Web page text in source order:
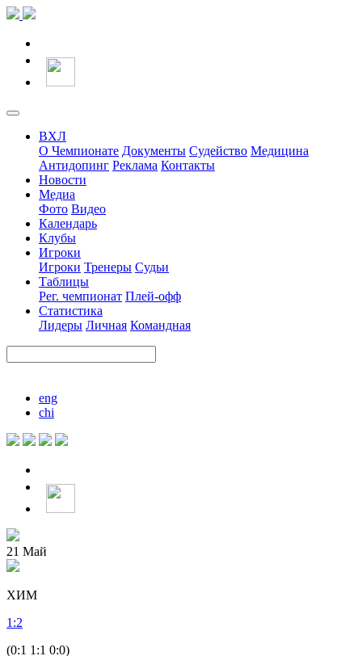
ВХЛ
О Чемпионате Документы Судейство Медицина
Антидопинг Реклама Контакты
Новости
Медиа
Фото Видео
Календарь
Клубы
Игроки
Игроки Тренеры Судьи
Таблицы
Рег. чемпионат Плей-офф
Статистика
Лидеры Личная Командная
eng
chi
21 Май
ХИМ
1 :2
(0:1 1:1 0:0)